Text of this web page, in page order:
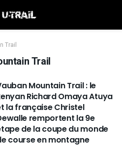
Trail
Trail
Mountain Trail : le
Richard Omaya Atuya
la française Christel
remportent la 9e
de la coupe du monde
course en montagne